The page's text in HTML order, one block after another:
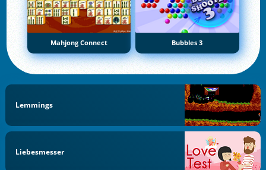
Mahjong Connect Bubbles 3
Lemmings
Liebesmesser